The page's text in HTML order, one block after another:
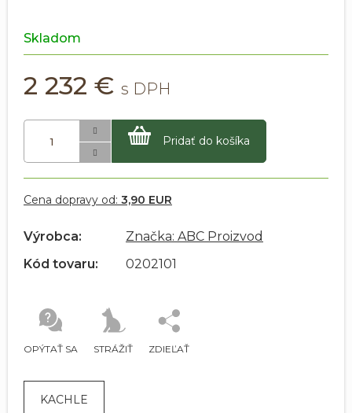
Skladom
2 232 €
Pridať do košíka
OPÝTAŤ SA STRÁŽIŤ ZDIEĽAŤ
Cena dopravy od: 3,90 EUR
Výrobca:
Značka: ABC Proizvod
Kód tovaru:
0202101
KACHLE